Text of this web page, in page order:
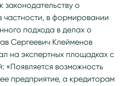
законодательству о
частности, в формировании
подхода в делах о
Сергеевич Клейменов
на экспертных площадках с
«Появляется возможность
предприятие, а кредиторам